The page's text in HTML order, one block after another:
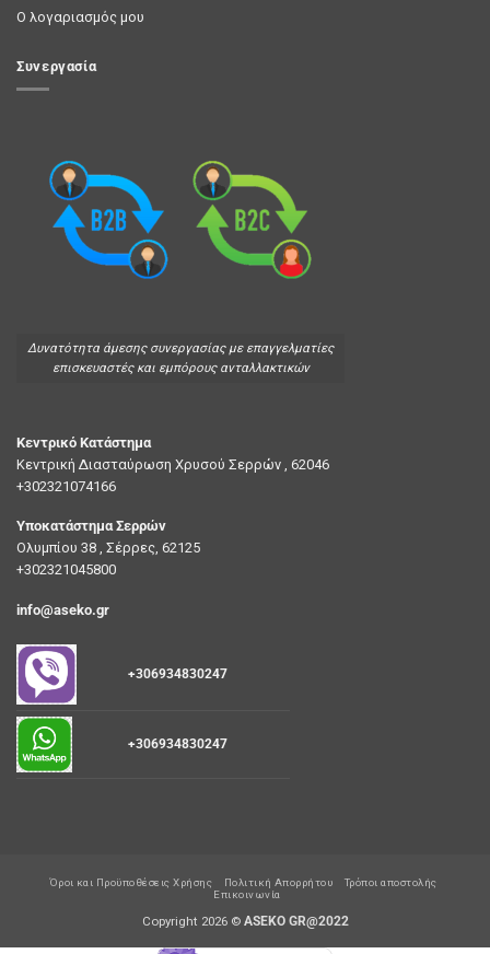
Ο λογαριασμός μου
Συνεργασία
Δυνατότητα άμεσης συνεργασίας με επαγγελματίες
επισκευαστές και εμπόρους ανταλλακτικών
Κεντρικό Κατάστημα
Κεντρική Διασταύρωση Χρυσού Σερρών , 62046
+302321074166
Υποκατάστημα Σερρών
Ολυμπίου 38 , Σέρρες, 62125
+302321045800
info@aseko.gr
+306934830247
+306934830247
Όροι και Προϋποθέσεις Χρήσης Πολιτική Απορρήτου
Τρόποι αποστολής
Επικοινωνία
Copyright 2026 © ASEKO GR@2022